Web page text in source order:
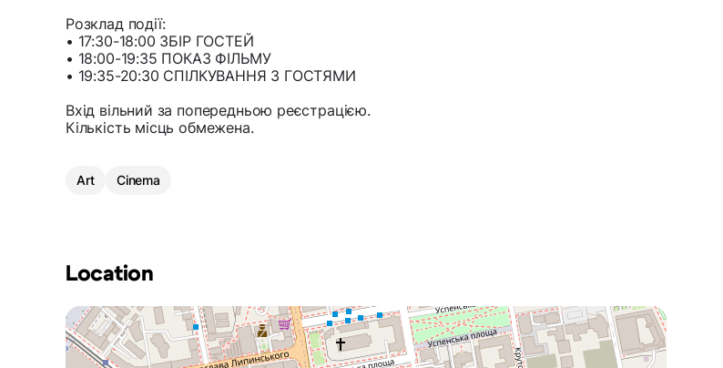
Розклад події:
• 17:30-18:00 ЗБІР ГОСТЕЙ
• 18:00-19:35 ПОКАЗ ФІЛЬМУ
• 19:35-20:30 СПІЛКУВАННЯ З ГОСТЯМИ
Вхід вільний за попередньою реєстрацією.
Кількість місць обмежена.
Art Cinema
Location